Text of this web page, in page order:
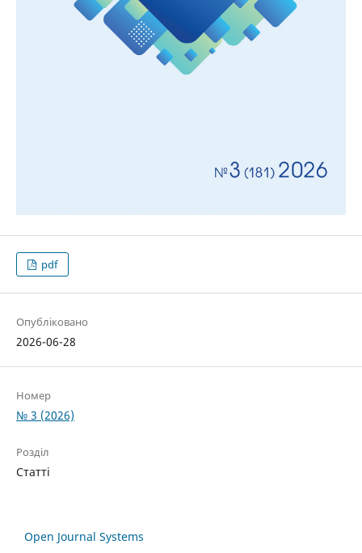
pdf
Опубліковано
2026-06-28
Номер
№ 3 (2026)
Розділ
Статті
Open Journal Systems